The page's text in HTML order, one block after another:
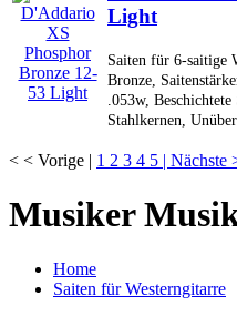
Light
Saiten für 6-saitige
Bronze,
.053w,
Stahlkernen,
< < Vorige | 1 2 3 4 5 | Nächste
Musiker
Home
Saiten für Westerngitarre